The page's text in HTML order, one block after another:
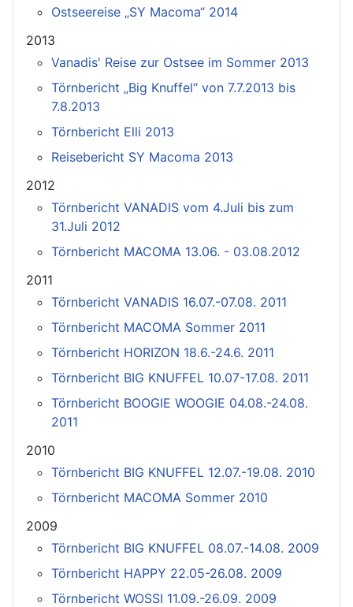
Ostseereise „SY Macoma“ 2014
2013
Vanadis' Reise zur Ostsee im Sommer 2013
Törnbericht „Big Knuffel“ von 7.7.2013 bis
7.8.2013
Törnbericht Elli 2013
Reisebericht SY Macoma 2013
2012
Törnbericht VANADIS vom 4.Juli bis zum
31.Juli 2012
Törnbericht MACOMA 13.06. - 03.08.2012
2011
Törnbericht VANADIS 16.07.-07.08. 2011
Törnbericht MACOMA Sommer 2011
Törnbericht HORIZON 18.6.-24.6. 2011
Törnbericht BIG KNUFFEL 10.07-17.08. 2011
Törnbericht BOOGIE WOOGIE 04.08.-24.08.
2011
2010
Törnbericht BIG KNUFFEL 12.07.-19.08. 2010
Törnbericht MACOMA Sommer 2010
2009
Törnbericht BIG KNUFFEL 08.07.-14.08. 2009
Törnbericht HAPPY 22.05-26.08. 2009
Törnbericht WOSSI 11.09.-26.09. 2009